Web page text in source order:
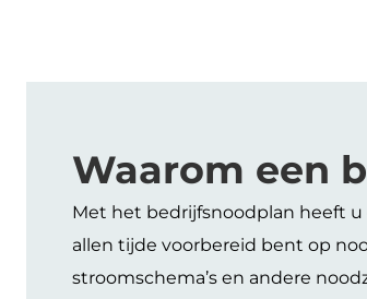
Waarom een
Met het bedrijfsnoodplan heeft
allen tijde voorbereid bent op
stroomschema’s en andere